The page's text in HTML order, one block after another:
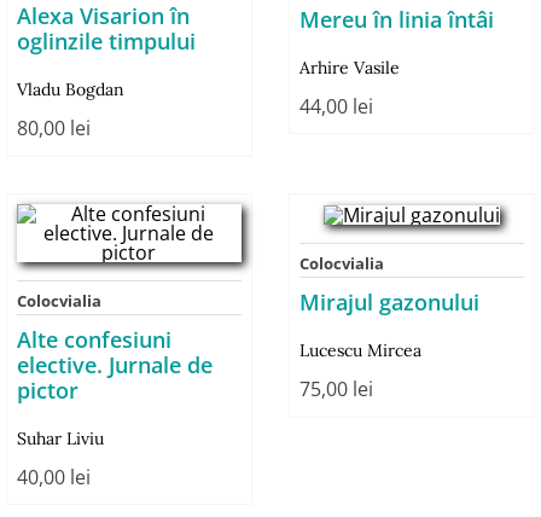
Alexa Visarion în
oglinzile timpului
Vladu Bogdan
80,00 lei
Mereu în linia întâi
Arhire Vasile
44,00 lei
Colocvialia
Alte confesiuni
elective. Jurnale de
pictor
Suhar Liviu
40,00 lei
Colocvialia
Mirajul gazonului
Lucescu Mircea
75,00 lei